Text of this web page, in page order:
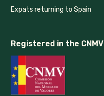
Expats returning to Spain
Registered in the CNMV